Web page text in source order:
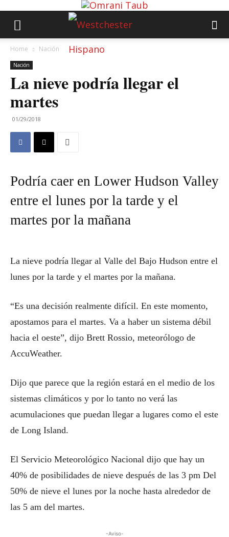
Home Nación
Nación
La nieve podría llegar el
martes
01/29/2018
Podría caer en Lower Hudson Valley
entre el lunes por la tarde y el
martes por la mañana
La nieve podría llegar al Valle del Bajo Hudson entre el
lunes por la tarde y el martes por la mañana.
“Es una decisión realmente difícil. En este momento,
apostamos para el martes. Va a haber un sistema débil
hacia el oeste”, dijo Brett Rossio, meteorólogo de
AccuWeather.
Dijo que parece que la región estará en el medio de los
sistemas climáticos y por lo tanto no verá las
acumulaciones que puedan llegar a lugares como el este
de Long Island.
El Servicio Meteorológico Nacional dijo que hay un
40% de posibilidades de nieve después de las 3 pm Del
50% de nieve el lunes por la noche hasta alrededor de
las 5 am del martes.
-Aviso-